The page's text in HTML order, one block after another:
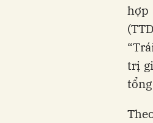
hợp
trị
tổng